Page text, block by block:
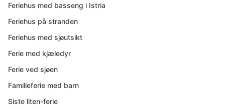
Feriehus med basseng i Istria
Feriehus på stranden
Feriehus med sjøutsikt
Ferie med kjæledyr
Ferie ved sjøen
Familieferie med barn
Siste liten-ferie